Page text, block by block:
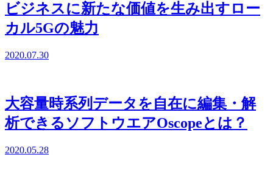
ビジネスに新たな価値を生み出すロー
カル5Gの魅力
2020.07.30
大容量時系列データを自在に編集・解
析できるソフトウエアOscopeとは？
2020.05.28